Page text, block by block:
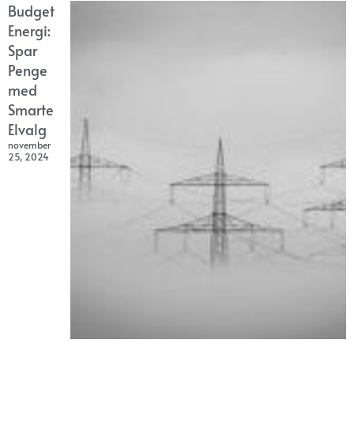
Budget
Energi:
Spar
Penge
med
Smarte
Elvalg
november
25, 2024